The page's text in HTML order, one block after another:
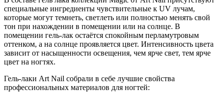
специальные ингредиенты чувствительные к UV лучам,
которые могут темнеть, светлеть или полностью менять свой
тон при нахождении в помещении или на солнце. В
помещении гель-лак остаётся спокойным перламутровым
оттенком, а на солнце проявляется цвет. Интенсивность цвета
зависит от насыщенности освещения, чем ярче свет, тем ярче
цвет на ногтях.
Гель-лаки Art Nail собрали в себе лучшие свойства
профессиональных материалов для ногтей: